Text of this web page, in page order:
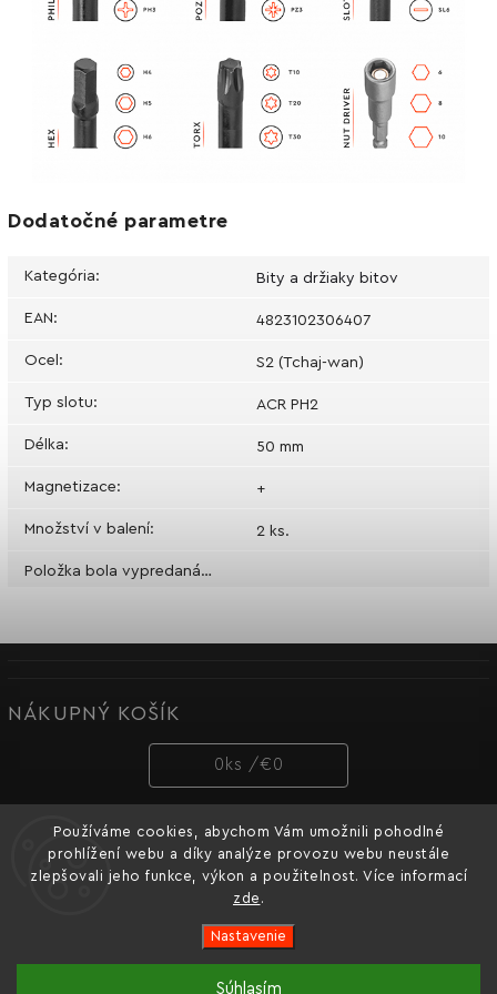
Používáme cookies, abychom Vám umožnili pohodlné
prohlížení webu a díky analýze provozu webu neustále
zlepšovali jeho funkce, výkon a použitelnost. Více informací
zde .
Nastavenie
Súhlasím
Dodatočné parametre
Kategória: Bity a držiaky bitov
EAN: 4823102306407
Ocel : S2 (Tchaj-wan)
Typ slotu: ACR PH2
Délka: 50 mm
Magnetizace: +
Množství v balení: 2 ks.
Položka bola vypredaná…
NÁKUPNÝ KOŠÍK
0 ks /€0
PRIJÍMAME ONLINE PLATBY